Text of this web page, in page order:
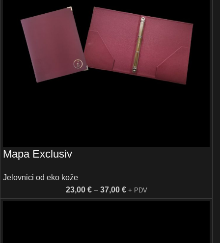
Mapa Exclusiv
Jelovnici od eko kože
23,00 € – 37,00 € + PDV